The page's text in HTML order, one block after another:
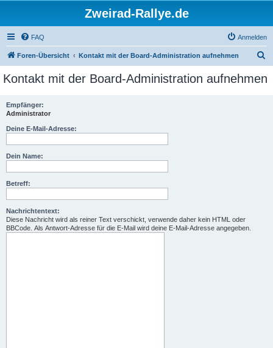
Zweirad-Rallye.de
FAQ Anmelden
Foren-Übersicht Kontakt mit der Board-Administration aufnehmen
c
Kontakt mit der Board-Administration aufnehmen
Empfänger:
Administrator
Deine E-Mail-Adresse:
Dein Name:
Betreff:
Nachrichtentext:
Diese Nachricht wird als reiner Text verschickt, verwende daher kein HTML oder
BBCode. Als Antwort-Adresse für die E-Mail wird deine E-Mail-Adresse angegeben.